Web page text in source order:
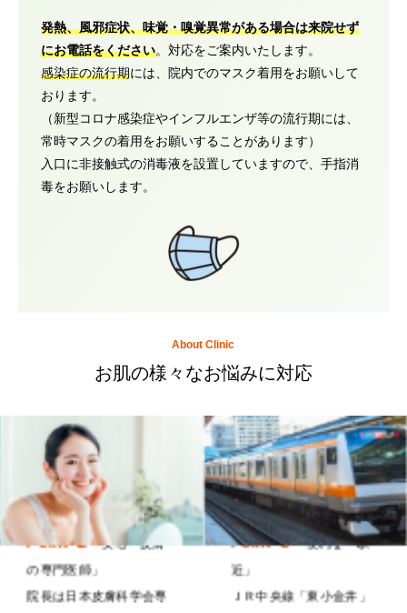
発熱、風邪症状、味覚・嗅覚異常がある場合は来院せず
にお電話をください。対応をご案内いたします。
感染症の流行期には、院内でのマスク着用をお願いして
おります。
（新型コロナ感染症やインフルエンザ等の流行期には、
常時マスクの着用をお願いすることがあります）
入口に非接触式の消毒液を設置していますので、手指消
毒をお願いします。
About Clinic
お肌の様々なお悩みに対応
Point ２安心「皮膚
の専門医師」
院長は日本皮膚科学会専
Point ３便利な「駅
近」
ＪＲ中央線「東小金井」